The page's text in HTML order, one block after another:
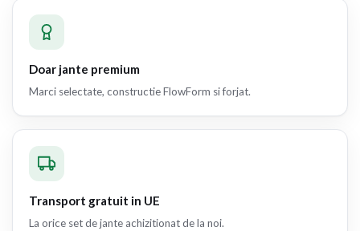
Doar jante premium
Marci selectate, constructie FlowForm si forjat.
Transport gratuit in UE
La orice set de jante achizitionat de la noi.